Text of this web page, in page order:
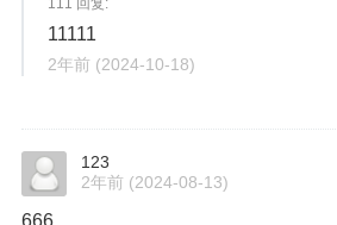
111 回复:
11111
2年前 (2024-10-18)
123
2年前 (2024-08-13)
666